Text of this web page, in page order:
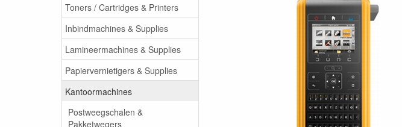
Toners / Cartridges & Printers
Inbindmachines & Supplies
Lamineermachines & Supplies
Papiervernietigers & Supplies
Kantoormachines
Postweegschalen &
Pakketwegers